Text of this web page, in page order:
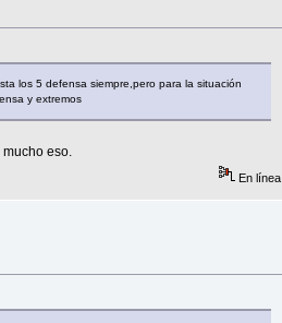
los 5 defensa siempre,pero para la situación
y extremos
eso.
En línea